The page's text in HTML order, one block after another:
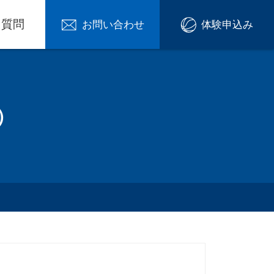
問 お問い合わせ 体験申込み